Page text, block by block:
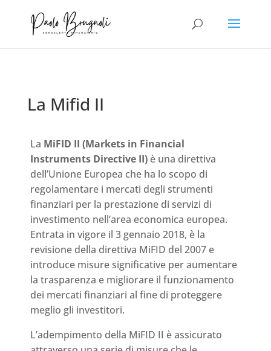
La Mifid II
La MiFID II (Markets in Financial
Instruments Directive II)è una direttiva
dell’Unione Europea che ha lo scopo di
regolamentare i mercati degli strumenti
finanziari per la prestazione di servizi di
investimento nell’area economica europea.
Entrata in vigore il 3 gennaio 2018, è la
revisione della direttiva MiFID del 2007 e
introduce misure significative per aumentare
la trasparenza e migliorare il funzionamento
dei mercati finanziari al fine di proteggere
meglio gli investitori.
L’adempimento della MiFID II è assicurato